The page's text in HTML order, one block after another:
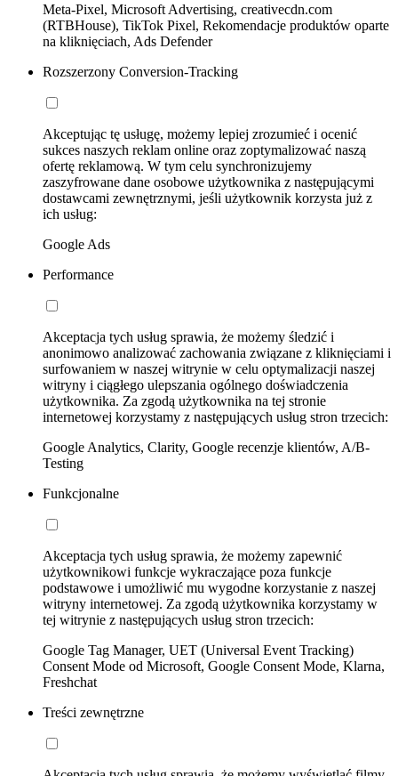
Meta-Pixel, Microsoft Advertising, creativecdn.com
(RTBHouse), TikTok Pixel, Rekomendacje produktów oparte
na kliknięciach, Ads Defender
Rozszerzony Conversion-Tracking
Akceptując tę usługę, możemy lepiej zrozumieć i ocenić
sukces naszych reklam online oraz zoptymalizować naszą
ofertę reklamową. W tym celu synchronizujemy
zaszyfrowane dane osobowe użytkownika z następującymi
dostawcami zewnętrznymi, jeśli użytkownik korzysta już z
ich usług:
Google Ads
Performance
Akceptacja tych usług sprawia, że możemy śledzić i
anonimowo analizować zachowania związane z kliknięciami i
surfowaniem w naszej witrynie w celu optymalizacji naszej
witryny i ciągłego ulepszania ogólnego doświadczenia
użytkownika. Za zgodą użytkownika na tej stronie
internetowej korzystamy z następujących usług stron trzecich:
Google Analytics, Clarity, Google recenzje klientów, A/B-
Testing
Funkcjonalne
Akceptacja tych usług sprawia, że możemy zapewnić
użytkownikowi funkcje wykraczające poza funkcje
podstawowe i umożliwić mu wygodne korzystanie z naszej
witryny internetowej. Za zgodą użytkownika korzystamy w
tej witrynie z następujących usług stron trzecich:
Google Tag Manager, UET (Universal Event Tracking)
Consent Mode od Microsoft, Google Consent Mode, Klarna,
Freshchat
Treści zewnętrzne